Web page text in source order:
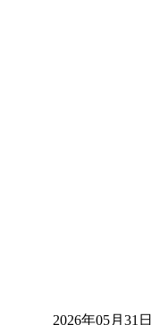
2026年05月31日